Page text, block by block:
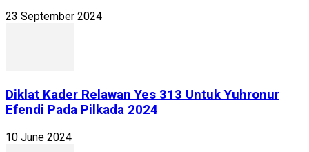
23 September 2024
Diklat Kader Relawan Yes 313 Untuk Yuhronur
Efendi Pada Pilkada 2024
10 June 2024